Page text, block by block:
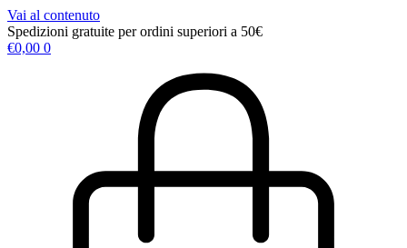
Vai al contenuto
Spedizioni gratuite per ordini superiori a 50€
€0,00 0